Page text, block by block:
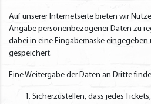
Auf unserer Internetseite bieten wir
Angabe personenbezogener Daten zu
dabei in eine Eingabemaske
gespeichert.
Eine Weitergabe der Daten an Dritte
Sicherzustellen, dass jedes